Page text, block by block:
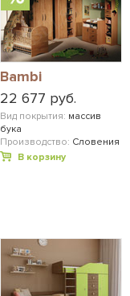
Bambi
22 677 руб.
Вид покрытия: массив
бука
Производство: Словения
В корзину